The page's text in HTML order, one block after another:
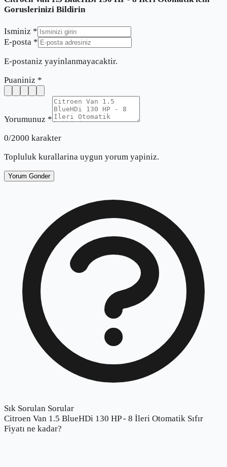
Goruslerinizi Bildirin
Isminiz *
E-posta *
E-postaniz yayinlanmayacaktir.
Puaniniz *
Yorumunuz *
0/2000 karakter
Topluluk kurallarina uygun yorum yapiniz.
Yorum Gonder
Sık Sorulan Sorular
Citroen Van 1.5 BlueHDi 130 HP - 8 İleri Otomatik Sıfır
Fiyatı ne kadar?